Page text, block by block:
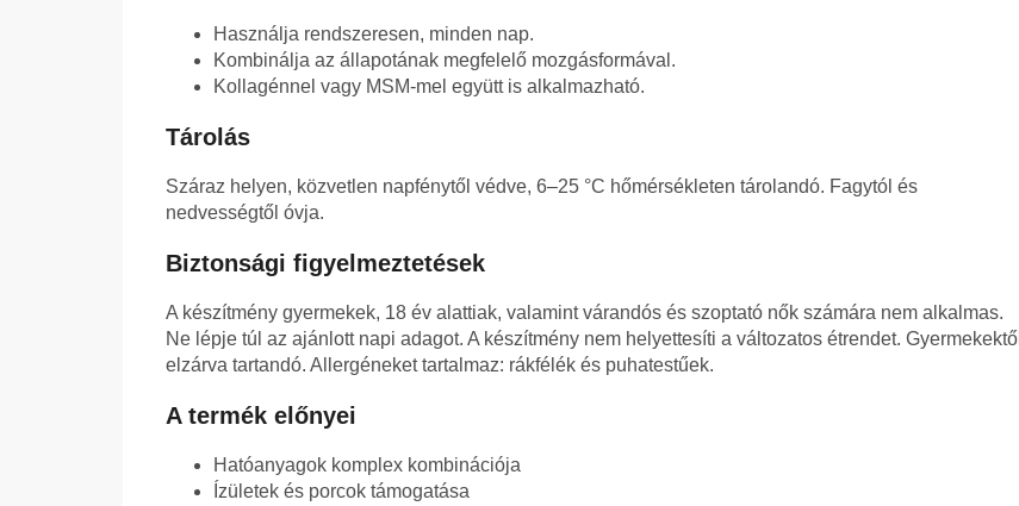
Használja rendszeresen, minden nap.
Kombinálja az állapotának megfelelő mozgásformával.
Kollagénnel vagy MSM-mel együtt is alkalmazható.
Tárolás
Száraz helyen, közvetlen napfénytől védve, 6–25 °C hőmérsékleten tárolandó. Fagytól és
nedvességtől óvja.
Biztonsági figyelmeztetések
A készítmény gyermekek, 18 év alattiak, valamint várandós és szoptató nők számára nem alkalmas.
Ne lépje túl az ajánlott napi adagot. A készítmény nem helyettesíti a változatos étrendet. Gyermekektől
elzárva tartandó. Allergéneket tartalmaz: rákfélék és puhatestűek.
A termék előnyei
Hatóanyagok komplex kombinációja
Ízületek és porcok támogatása